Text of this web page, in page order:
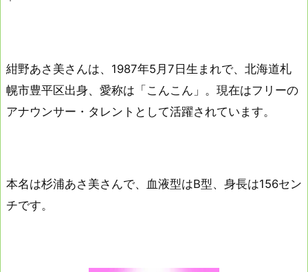
紺野あさ美さんは、1987年5月7日生まれで、北海道札
幌市豊平区出身、愛称は「こんこん」。現在はフリーの
アナウンサー・タレントとして活躍されています。
本名は杉浦あさ美さんで、血液型はB型、身長は156セン
チです。